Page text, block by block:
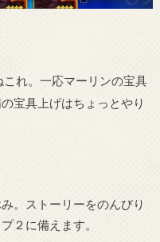
これ。一応マーリンの宝具
宝具上げはちょっとやり
。ストーリーをのんびり
２に備えます。